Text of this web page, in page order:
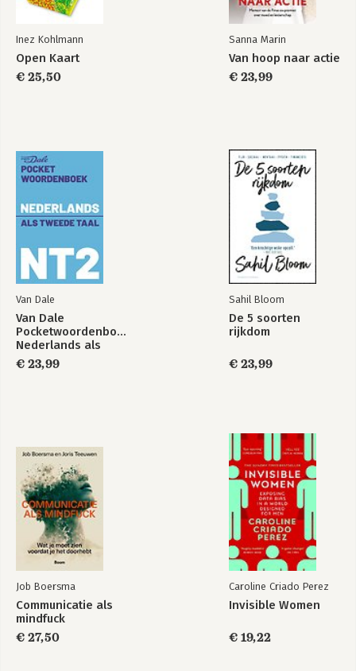
Bekijk alle boeken
Inez Kohlmann
Open Kaart
€ 25,50
Sanna Marin
Van hoop naar actie
€ 23,99
Van Dale
Van Dale
Pocketwoordenboek
Nederlands als
tweede taal (NT2)
€ 23,99
Sahil Bloom
De 5 soorten
rijkdom
€ 23,99
Job Boersma
Communicatie als
mindfuck
€ 27,50
Caroline Criado Perez
Invisible Women
€ 19,22